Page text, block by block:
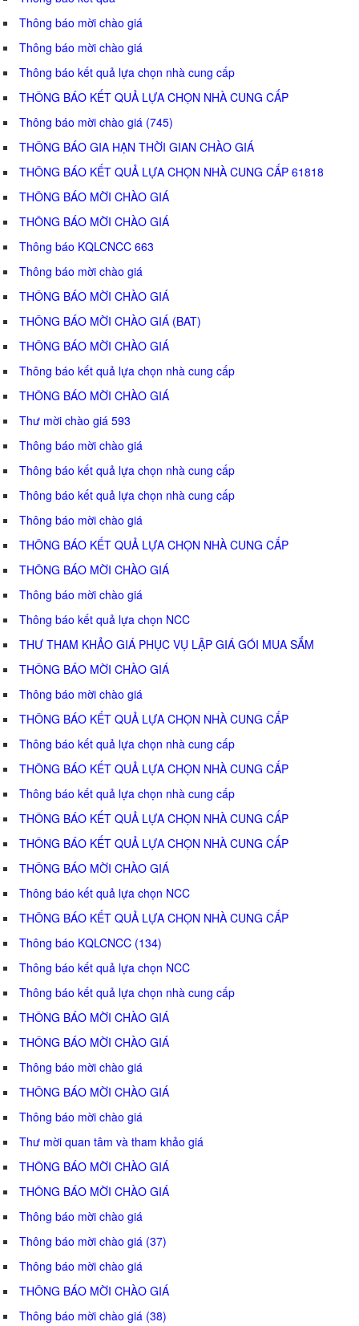
Thông báo mời chào giá
Thông báo mời chào giá
Thông báo kết quả lựa chọn nhà cung cấp
THÔNG BÁO KẾT QUẢ LỰA CHỌN NHÀ CUNG CẤP
Thông báo mời chào giá (745)
THÔNG BÁO GIA HẠN THỜI GIAN CHÀO GIÁ
THÔNG BÁO KẾT QUẢ LỰA CHỌN NHÀ CUNG CẤP 61818
THÔNG BÁO MỜI CHÀO GIÁ
THÔNG BÁO MỜI CHÀO GIÁ
Thông báo KQLCNCC 663
Thông báo mời chào giá
THÔNG BÁO MỜI CHÀO GIÁ
THÔNG BÁO MỜI CHÀO GIÁ (BAT)
THÔNG BÁO MỜI CHÀO GIÁ
Thông báo kết quả lựa chọn nhà cung cấp
THÔNG BÁO MỜI CHÀO GIÁ
Thư mời chào giá 593
Thông báo mời chào giá
Thông báo kết quả lựa chọn nhà cung cấp
Thông báo kết quả lựa chọn nhà cung cấp
Thông báo mời chào giá
THÔNG BÁO KẾT QUẢ LỰA CHỌN NHÀ CUNG CẤP
THÔNG BÁO MỜI CHÀO GIÁ
Thông báo mời chào giá
Thông báo kết quả lựa chọn NCC
THƯ THAM KHẢO GIÁ PHỤC VỤ LẬP GIÁ GÓI MUA SẮM
THÔNG BÁO MỜI CHÀO GIÁ
Thông báo mời chào giá
THÔNG BÁO KẾT QUẢ LỰA CHỌN NHÀ CUNG CẤP
Thông báo kết quả lựa chọn nhà cung cấp
THÔNG BÁO KẾT QUẢ LỰA CHỌN NHÀ CUNG CẤP
Thông báo kết quả lựa chọn nhà cung cấp
THÔNG BÁO KẾT QUẢ LỰA CHỌN NHÀ CUNG CẤP
THÔNG BÁO KẾT QUẢ LỰA CHỌN NHÀ CUNG CẤP
THÔNG BÁO MỜI CHÀO GIÁ
Thông báo kết quả lựa chọn NCC
THÔNG BÁO KẾT QUẢ LỰA CHỌN NHÀ CUNG CẤP
Thông báo KQLCNCC (134)
Thông báo kết quả lựa chọn NCC
Thông báo kết quả lựa chọn nhà cung cấp
THÔNG BÁO MỜI CHÀO GIÁ
THÔNG BÁO MỜI CHÀO GIÁ
Thông báo mời chào giá
THÔNG BÁO MỜI CHÀO GIÁ
Thông báo mời chào giá
Thư mời quan tâm và tham khảo giá
THÔNG BÁO MỜI CHÀO GIÁ
THÔNG BÁO MỜI CHÀO GIÁ
Thông báo mời chào giá
Thông báo mời chào giá (37)
Thông báo mời chào giá
THÔNG BÁO MỜI CHÀO GIÁ
Thông báo mời chào giá (38)